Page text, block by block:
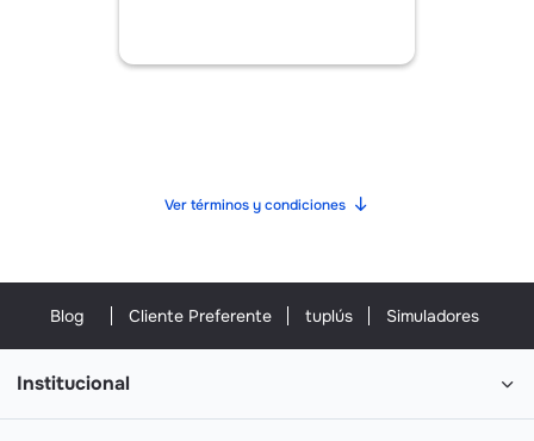
Ver términos y condiciones
Blog Cliente Preferente tuplús Simuladores
Institucional